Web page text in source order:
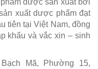
xuất dược phẩm đạt
tiên tại Việt Nam, đồng
khẩu và vắc xin – sinh
Mã, Phường 15,